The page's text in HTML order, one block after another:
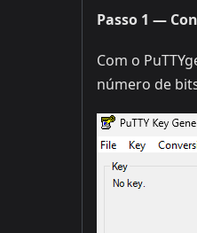
Passo 1 —
Com o
número de